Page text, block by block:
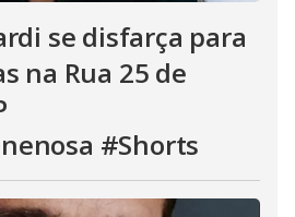
se disfarça para
na Rua 25 de
#Shorts